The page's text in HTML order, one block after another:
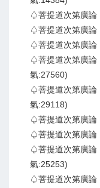
♤菩提道次第廣論
♤菩提道次第廣論
♤菩提道次第廣論
♤菩提道次第廣論
氣:27560)
♤菩提道次第廣論
氣:29118)
♤菩提道次第廣論
♤菩提道次第廣論
♤菩提道次第廣論
氣:25253)
♤菩提道次第廣論